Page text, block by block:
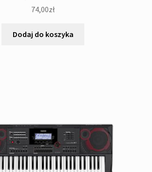
74,00zł
Dodaj do koszyka